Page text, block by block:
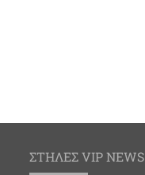
ΣΤΗΛΕΣ VIP NEWS